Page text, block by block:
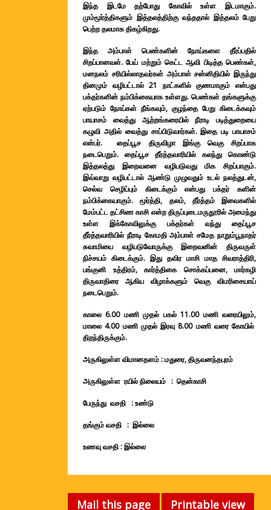
இந்த இடமே தற்போது கோவில் உள்ள இடமாகும்.
மும்மூர்த்திகளும் இத்தலத்திற்கு வந்ததால் இத்தலம் பேறு
பெற்ற தலமாக திகழ்கிறது.
இந்த அம்பாள் பெண்களின் நோய்களை தீர்ப்பதில்
சிறப்பானவள். பேய் மற்றும் கெட்ட ஆவி பிடித்த பெண்கள்,
மனநலம் சரியில்லாதவர்கள் அம்பாள் சன்னிதியில் இருந்து
தினமும் வழிபட்டால் 21 நாட்களில் குணமாகும் என்பது
பக்தர்களின் நம்பிக்கையாக உள்ளது. பெண்கள் தங்களுக்கு
ஏற்படும் நோய்கள் நீங்கவும், குழந்தை பேறு கிடைக்கவும்
பாயாசம் வைத்து ஆற்றங்கரையில் நீராடி படித்துறையை
கழுவி அதில் வைத்து சாப்பிடுவார்கள். இதை படி பாயாசம்
என்பர். தைப்பூச திருவிழா இங்கு வெகு சிறப்பாக
நடைபெறும். தைப்பூச தீர்த்தவாரியில் கலந்து கொண்டு
இத்தலத்து இறைவனை வழிபடுவது மிக சிறப்பாகும்.
இவ்வாறு வழிபட்டால் ஆண்டு முழுவதும் உடல் நலத்துடன்,
செல்வ செழிப்பும் கிடைக்கும் என்பது பக்தர் களின்
நம்பிக்கையாகும். மூர்த்தி, தலம், தீர்த்தம் இவைகளில்
மேம்பட்ட தட்சிண காசி என்ற திருப்புடைமருதூரில் அமைந்து
உள்ள இக்கோவிலுக்கு பக்தர்கள் வந்து தைப்பூச
தீர்த்தவாரியில் நீராடி கோமதி அம்பாள் சமேத நாறும்பூநாதர்
சுவாமியை வழிபடுவோருக்கு இறைவனின் திருவருள்
நிச்சயம் கிடைக்கும். இது தவிர மாசி மாத சிவராத்திரி,
பங்குனி உத்திரம், கார்த்திகை சொக்கப்பனை, மார்கழி
திருவாதிரை ஆகிய விழாக்களும் வெகு விமரிசையாய்
நடைபெறும்.
காலை 6.00 மணி முதல் பகல் 11.00 மணி வரையிலும்,
மாலை 4.00 மணி முதல் இரவு 8.00 மணி வரை கோயில்
திறந்திருக்கும்.
அருகிலுள்ள விமானதளம் : மதுரை, திருவனந்தபுரம்
அருகிலுள்ள ரயில் நிலையம் : தென்காசி
பேருந்து வசதி : உண்டு
தங்கும் வசதி : இல்லை
உணவு வசதி : இல்லை
Mail this page Printable view